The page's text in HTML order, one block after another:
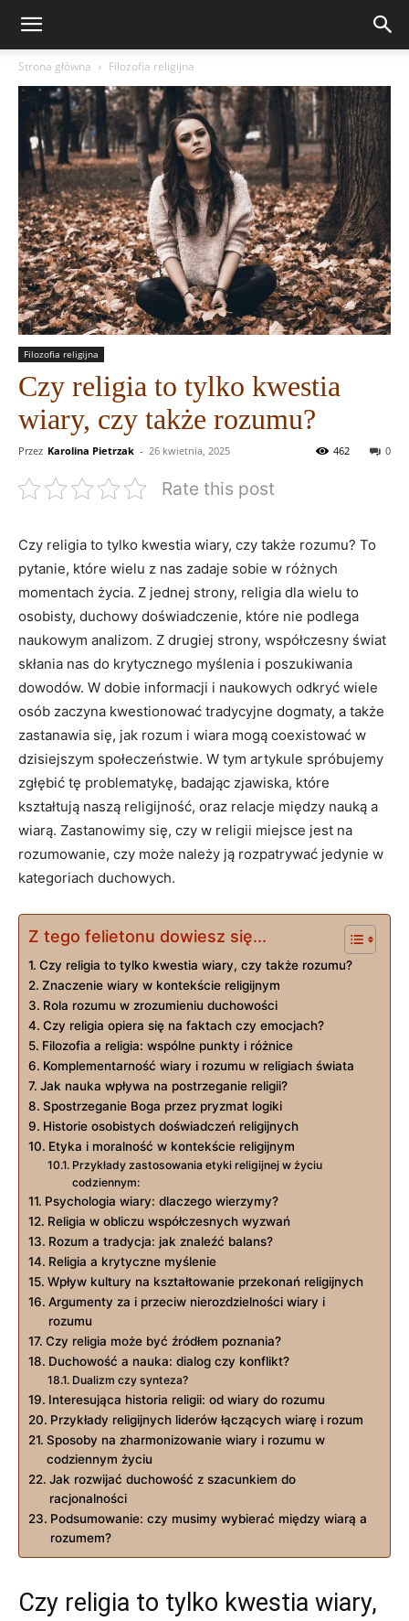
Strona główna Filozofia religijna
Filozofia religijna
Czy religia to tylko kwestia
wiary, czy także rozumu?
Przez Karolina Pietrzak - 26 kwietnia, 2025 0
462
Rate this post
Czy religia to tylko kwestia wiary,⁣ czy także ​rozumu? To
⁣pytanie,⁢ które wielu z nas zadaje sobie w różnych
momentach⁢ życia. Z jednej strony, ‌religia ‍dla wielu to
osobisty, duchowy doświadczenie, które nie podlega‌
naukowym analizom. Z drugiej strony, współczesny świat⁤
skłania nas do ​krytycznego myślenia i poszukiwania
dowodów. W‍ dobie informacji i naukowych odkryć wiele⁤
osób zaczyna kwestionować tradycyjne dogmaty, a także
zastanawia⁢ się, jak ​rozum i ⁣wiara mogą coexistować⁤ w
dzisiejszym‌ społeczeństwie.⁤ W tym artykule spróbujemy
zgłębić tę problematykę, badając zjawiska, które
kształtują naszą religijność, oraz ​relacje między⁣ nauką a
wiarą. Zastanowimy​ się, czy⁢ w ⁢religii miejsce jest na
rozumowanie, czy może należy ją rozpatrywać jedynie w
kategoriach⁣ duchowych.
Z tego felietonu dowiesz się...
Czy religia to tylko kwestia wiary, czy także rozumu?
Znaczenie wiary w‍ kontekście religijnym
Rola rozumu w‌ zrozumieniu⁢ duchowości
Czy religia opiera się na faktach czy emocjach?
Filozofia a religia: ​wspólne punkty i różnice
Komplementarność wiary i ‍rozumu w ⁢religiach świata
Jak nauka wpływa na postrzeganie religii?
Spostrzeganie Boga przez pryzmat ‌logiki
Historie​ osobistych doświadczeń⁤ religijnych
Etyka⁤ i moralność w kontekście religijnym
Przykłady zastosowania etyki religijnej w życiu
codziennym:
Psychologia wiary: dlaczego ⁤wierzymy?
Religia w obliczu współczesnych ⁢wyzwań
Rozum a tradycja: jak znaleźć balans?
Religia a krytyczne myślenie
Wpływ kultury na kształtowanie‍ przekonań religijnych
Argumenty za i ⁢przeciw nierozdzielności⁢ wiary ⁤i
rozumu
Czy religia może być źródłem poznania?
Duchowość a nauka: dialog czy konflikt?
Dualizm czy synteza?
Interesująca historia religii: od wiary do ⁣rozumu
Przykłady ‌religijnych​ liderów łączących‍ wiarę⁢ i rozum
Sposoby na zharmonizowanie ⁤wiary i‍ rozumu w
codziennym życiu
Jak⁤ rozwijać​ duchowość z szacunkiem do
racjonalności
Podsumowanie:‍ czy musimy wybierać między wiarą a
rozumem?
Czy religia to tylko kwestia wiary,